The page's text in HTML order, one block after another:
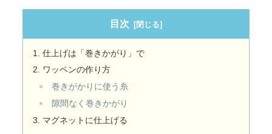
目次
仕上げは「巻きかがり」で
ワッペンの作り方
巻きがかりに使う糸
隙間なく巻きかがり
マグネットに仕上げる